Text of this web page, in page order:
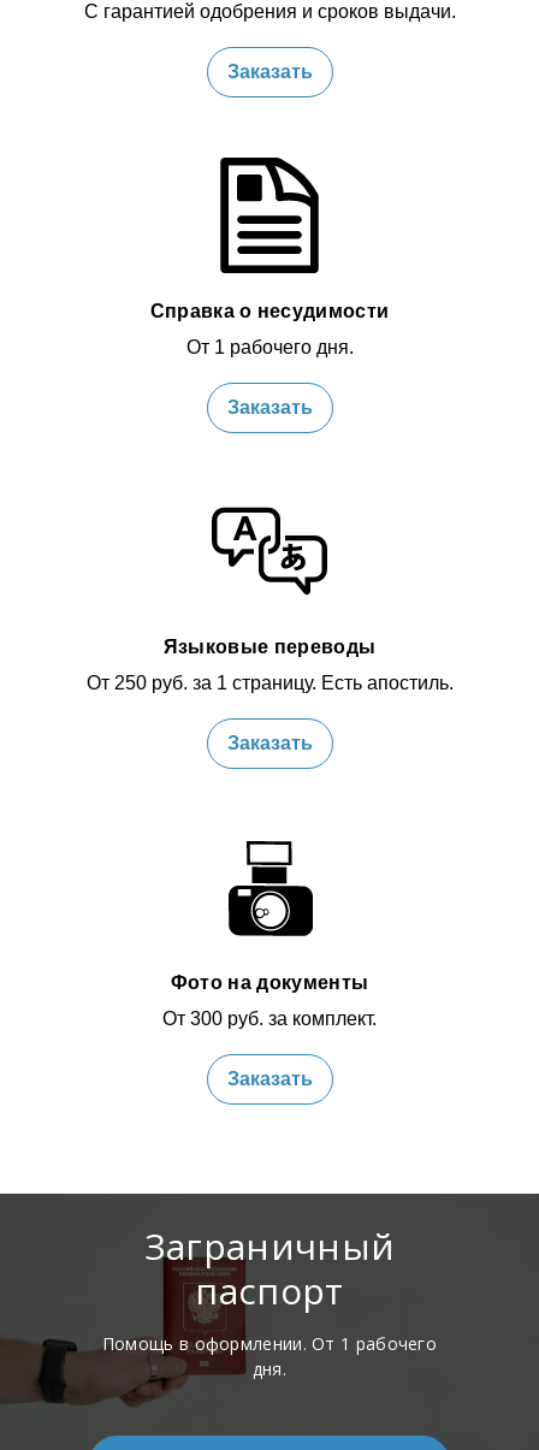
С гарантией одобрения и сроков выдачи.
Заказать
Справка о несудимости
От 1 рабочего дня.
Заказать
Языковые переводы
От 250 руб. за 1 страницу. Есть апостиль.
Заказать
Фото на документы
От 300 руб. за комплект.
Заказать
Заграничный
паспорт
Помощь в оформлении. От 1 рабочего
дня.